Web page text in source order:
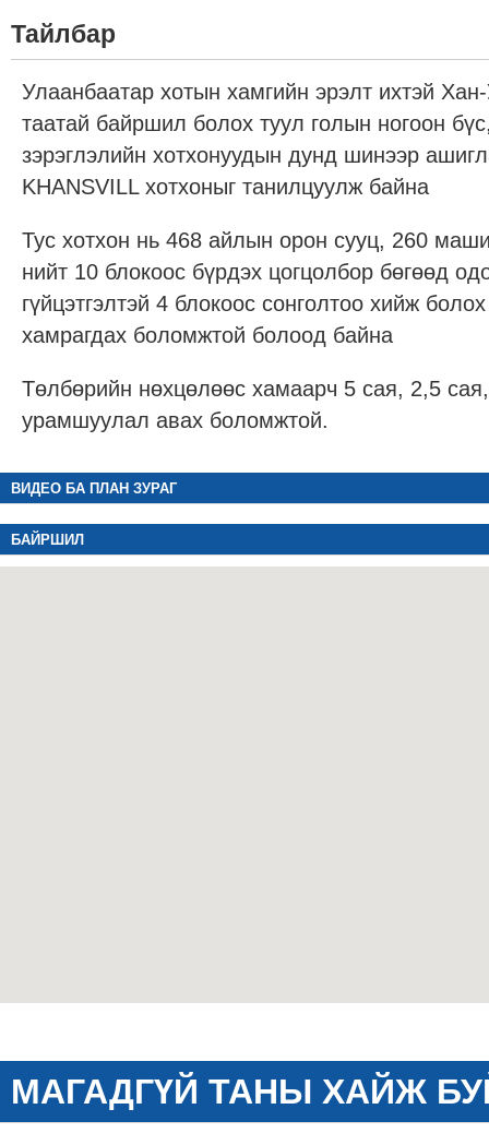
Тайлбар
Улаанбаатар хотын хамгийн эрэлт ихтэй
таатай байршил болох туул голын ногоон
зэрэглэлийн хотхонуудын дунд шинээр
KHANSVILL хотхоныг танилцуулж байна
Тус хотхон нь 468 айлын орон сууц, 260
нийт 10 блокоос бүрдэх цогцолбор бөгөөд
гүйцэтгэлтэй 4 блокоос сонголтоо хийж
хамрагдах боломжтой болоод байна
Төлбөрийн нөхцөлөөс хамаарч 5 сая, 2,5 сая,
урамшуулал авах боломжтой.
ВИДЕО БА ПЛАН ЗУРАГ
БАЙРШИЛ
МАГАДГҮЙ ТАНЫ ХАЙЖ